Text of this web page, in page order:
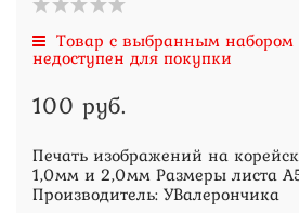
Товар с выбранным набором
недоступен для покупки
100 руб.
Печать изображений на
1,0мм и 2,0мм Размеры листа
Производитель: УВалерончика